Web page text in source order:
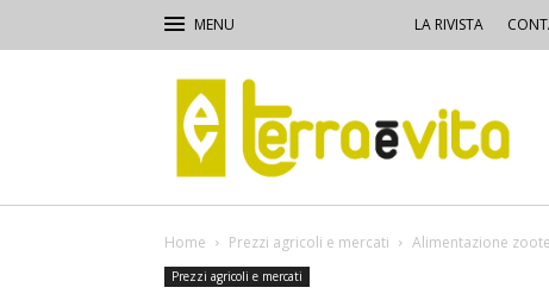
LA RIVISTA
Terra
e
Vita
Home Prezzi agricoli e mercati Alimentazione
Prezzi agricoli e mercati